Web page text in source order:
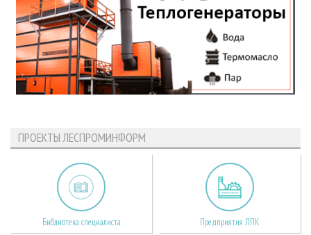
ПРОЕКТЫ ЛЕСПРОМИНФОРМ
Библиотека специалиста Предприятия ЛПК